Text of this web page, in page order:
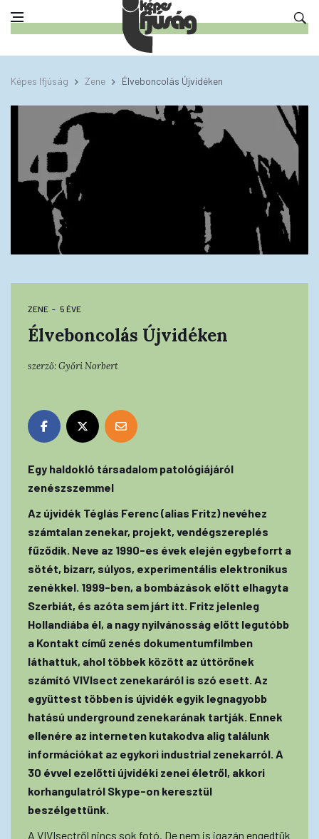
Képes Ifjúság Zene Élveboncolás Újvidéken
ZENE 5 ÉVE
Élveboncolás Újvidéken
szerző:Győri Norbert
Egy haldokló társadalom patológiájáról
zenészszemmel
Az újvidék Téglás Ferenc (alias Fritz) nevéhez
számtalan zenekar, projekt, vendégszereplés
fűződik. Neve az 1990-es évek elején egybeforrt a
sötét, bizarr, súlyos, experimentális elektronikus
zenékkel. 1999-ben, a bombázások előtt elhagyta
Szerbiát, és azóta sem járt itt. Fritz jelenleg
Hollandiába él, a nagy nyilvánosság előtt legutóbb
a Kontakt című zenés dokumentumfilmben
láthattuk, ahol többek között az úttörőnek
számító VIVIsect zenekaráról is szó esett. Az
együttest többen is újvidék egyik legnagyobb
hatású underground zenekarának tartják. Ennek
ellenére az interneten kutakodva alig találunk
információkat az egykori industrial zenekarról. A
30 évvel ezelőtti újvidéki zenei életről, akkori
korhangulatról Skype-on keresztül
beszélgettünk.
A VIVIsectről nincs sok fotó. De nem is igazán engedtük